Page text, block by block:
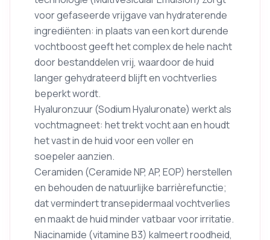
voor gefaseerde vrijgave van hydraterende
ingrediënten: in plaats van een kort durende
vochtboost geeft het complex de hele nacht
door bestanddelen vrij, waardoor de huid
langer gehydrateerd blijft en vochtverlies
beperkt wordt.
Hyaluronzuur (Sodium Hyaluronate) werkt als
vochtmagneet: het trekt vocht aan en houdt
het vast in de huid voor een voller en
soepeler aanzien.
Ceramiden (Ceramide NP, AP, EOP) herstellen
en behouden de natuurlijke barrièrefunctie;
dat vermindert transepidermaal vochtverlies
en maakt de huid minder vatbaar voor irritatie.
Niacinamide (vitamine B3) kalmeert roodheid,